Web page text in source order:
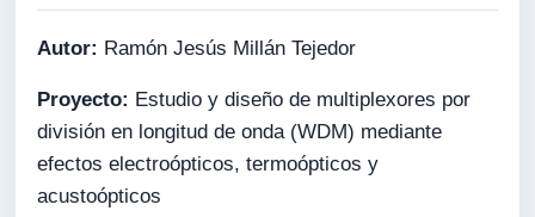
Autor: Ramón Jesús Millán Tejedor
Proyecto: Estudio y diseño de multiplexores por
división en longitud de onda (WDM) mediante
efectos electroópticos, termoópticos y
acustoópticos